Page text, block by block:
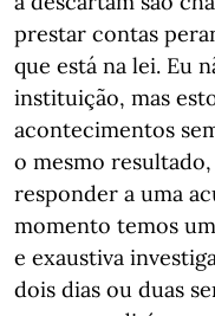
prestar contas
que está na lei. Eu
instituição, mas
acontecimentos
o mesmo
responder a uma
momento temos
e exaustiva
dois dias ou duas